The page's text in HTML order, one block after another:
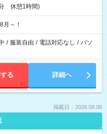
休憩1時間)
～！
/ 服装自由 / 電話対応なし / パソ
る 詳細へ
掲載日：2026.08.06